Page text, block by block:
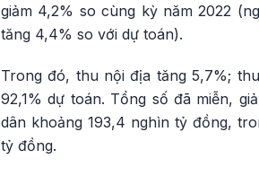
giảm 4,2% so cùng kỳ năm 2022
tăng 4,4% so với dự toán).
Trong đó, thu nội địa tăng 5,7%;
92,1% dự toán. Tổng số đã miễn,
dân khoảng 193,4 nghìn tỷ đồng,
tỷ đồng.